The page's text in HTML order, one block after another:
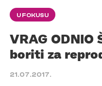
U FOKUSU
VRAG ODNIO
boriti za
21.07.2017.